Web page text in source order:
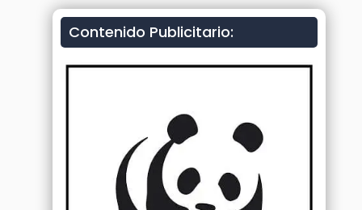
Contenido Publicitario: